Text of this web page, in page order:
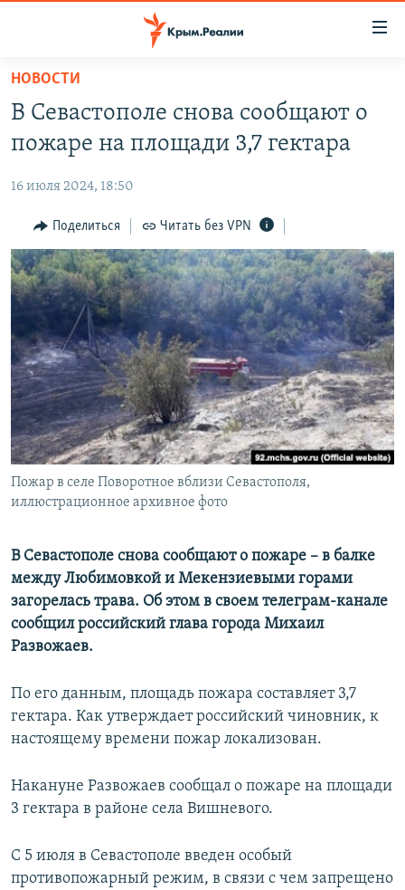
Вернуться
основному
содержанию
навигации
Вернутся
поиску
КАРТА ВОЕННЫХ ОБЪЕКТОВ КРЫМА
11 ЛЕТ ОККУПАЦИИ КРЫМА. 11 ИСТОРИЙ СОПРОТИВЛЕНИЯ
ИСТОРИЯ
ЕЩЕ
ИНТЕРАКТИВ
ИНФОГРАФИКА
ТЕЛЕПРОЕКТ КРЫМ.РЕАЛИИ
СОВЕТЫ ПРАВОЗАЩИТНИКОВ
ПРОПАВШИЕ БЕЗ ВЕСТИ
ПОБЕДИТЕЛЕЙ НЕ СУДЯТ?
КРЫМ.НЕПОКОРЕННЫЙ
ELIFBE
РАДІО СВОБОДА
КАК ОБОЙТИ БЛОКИРОВКУ
Українською
Qırımtatar
ПРИСОЕДИНЯЙТЕСЬ!
НОВОСТИ
В Севастополе снова сообщают о
пожаре на площади 3,7 гектара
16 июля 2024, 18:50
Поделиться Читать без VPN
Пожар в селе Поворотное вблизи Севастополя,
иллюстрационное архивное фото
В Севастополе снова сообщают о пожаре – в балке
между Любимовкой и Мекензиевыми горами
загорелась трава. Об этом в своем телеграм-канале
сообщил российский глава города Михаил
Развожаев.
По его данным, площадь пожара составляет 3,7
гектара. Как утверждает российский чиновник, к
настоящему времени пожар локализован.
Накануне Развожаев сообщал о пожаре на площади
3 гектара в районе села Вишневого.
С 5 июля в Севастополе введен особый
противопожарный режим, в связи с чем запрещено